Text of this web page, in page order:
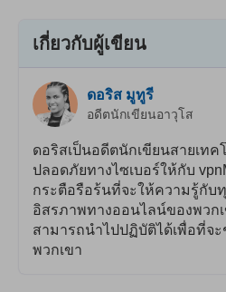
เกี่ยวกับผู้เขียน
ดอริส มูทูรี
อดีตนักเขียนอาวุโส
ดอริสเป็นอดีตนักเขียนสายเท
ปลอดภัยทางไซเบอร์ให้กับ
กระตือรือร้นที่จะให้ความรู้กับ
อิสรภาพทางออนไลน์ของพวก
สามารถนำไปปฏิบัติได้เพื่อที่จ
พวกเขา